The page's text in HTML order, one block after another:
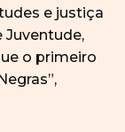
e justiça
Juventude,
o primeiro